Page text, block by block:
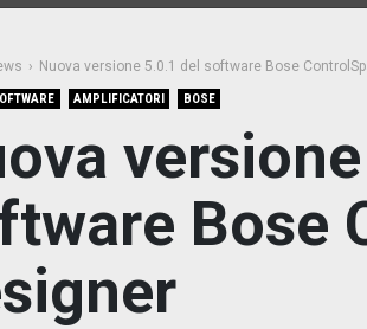
Nuova versione 5.0.1 del software Bose
AMPLIFICATORI BOSE
Bose